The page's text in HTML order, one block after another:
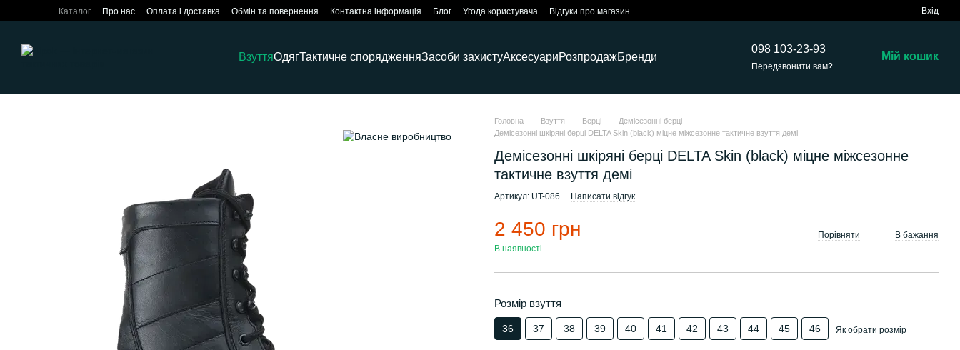
Перейти до основного контенту
Каталог Про нас Оплата і доставка Обмін та повернення Контактна інформація Блог Угода користувача Відгуки про магазин Вхід
ВзуттяОдягТактичне спорядженняЗасоби захистуАксесуариРозпродажБренди
098 103-23-93
Передзвонити вам?
Мій кошик
Головна Взуття Берці
Демісезонні берці
Демісезонні шкіряні берці DELTA Skin (black) міцне міжсезонне тактичне взуття демі
Демісезонні шкіряні берці DELTA Skin (black) міцне міжсезонне
тактичне взуття демі
Артикул: UT-086 Написати відгук
2 450 грн
В наявності
Порівняти В бажання
Розмір взуття
36 37 38 39 40 41 42 43 44 45 46 Як обрати розмір